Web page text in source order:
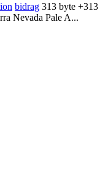
bidrag 313 byte +313
Nevada Pale A...